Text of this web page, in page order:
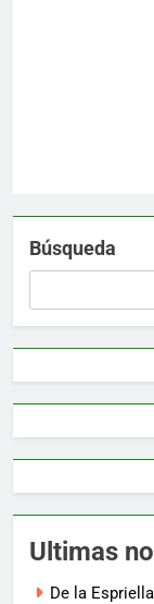
Búsqueda
Ultimas
De la